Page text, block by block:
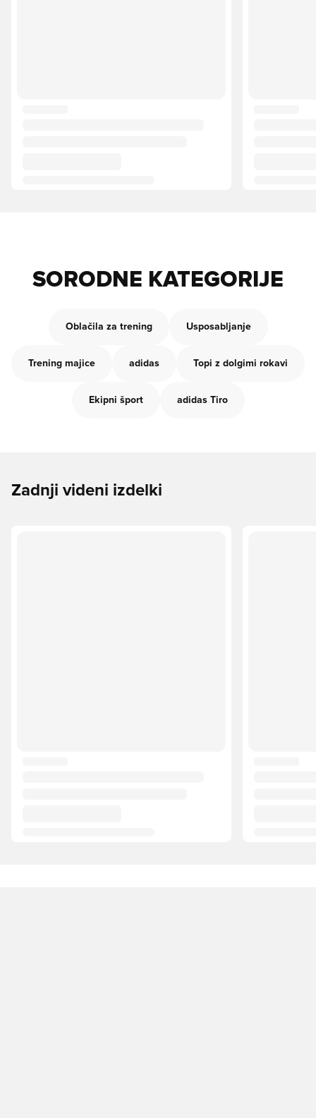
SORODNE KATEGORIJE
Oblačila za trening Usposabljanje
Trening majice adidas Topi z dolgimi rokavi
Ekipni šport adidas Tiro
Zadnji videni izdelki